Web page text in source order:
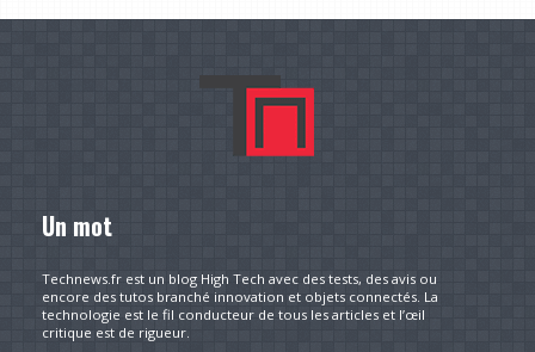
Un mot
Technews.fr est un blog High Tech avec des tests, des avis ou
encore des tutos branché innovation et objets connectés. La
technologie est le fil conducteur de tous les articles et l’œil
critique est de rigueur.